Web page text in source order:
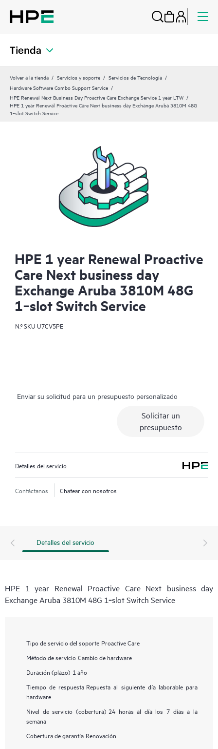
Tienda
Volver a la tienda Servicios y soporte
Servicios de Tecnología
Hardware Software Combo Support Service
HPE Renewal Next Business Day Proactive Care Exchange Service 1 year LTW
HPE 1 year Renewal Proactive Care Next business day Exchange Aruba 3810M 48G
1‑slot Switch Service
HPE 1 year Renewal Proactive
Care Next business day
Exchange Aruba 3810M 48G
1‑slot Switch Service
N.º SKU U7CV5PE
Enviar su solicitud para un presupuesto personalizado
Solicitar un
presupuesto
Detalles del servicio
Contáctanos Chatear con nosotros
Detalles del servicio
HPE 1 year Renewal Proactive Care Next business day
Exchange Aruba 3810M 48G 1‑slot Switch Service
Tipo de servicio del soporte Proactive Care
Método de servicio Cambio de hardware
Duración (plazo) 1 año
Tiempo de respuesta Repuesta al siguiente día laborable para
hardware
Nivel de servicio (cobertura) 24 horas al día los 7 días a la
semana
Cobertura de garantía Renovación